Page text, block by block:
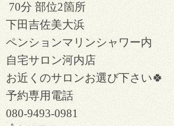
70分 部位2箇所
下田吉佐美大浜
ペンションマリンシャワー内
自宅サロン河内店
お近くのサロンお選び下さい🍀
予約専用電話
080-9493-0981